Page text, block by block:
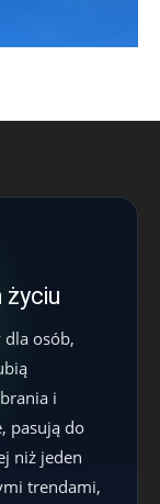
życiu
osób,
i
pasują do
niż jeden
trendami,